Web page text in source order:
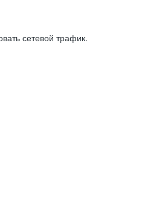
сетевой трафик.